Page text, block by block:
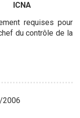
ICNA
requises pour
du contrôle de la